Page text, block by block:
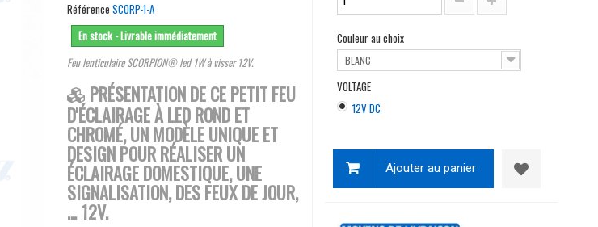
Référence SCORP-1-A
En stock - Livrable immédiatement
Feu lenticulaire SCORPION® led 1W à visser 12V.
PRÉSENTATION DE CE PETIT FEU
D'ÉCLAIRAGE À LED ROND ET
CHROMÉ, UN MODÈLE UNIQUE ET
DESIGN POUR RÉALISER UN
ÉCLAIRAGE DOMESTIQUE, UNE
SIGNALISATION, DES FEUX DE JOUR,
... 12V.
Couleur au choix
BLANC
VOLTAGE
12V DC
Ajouter au panier